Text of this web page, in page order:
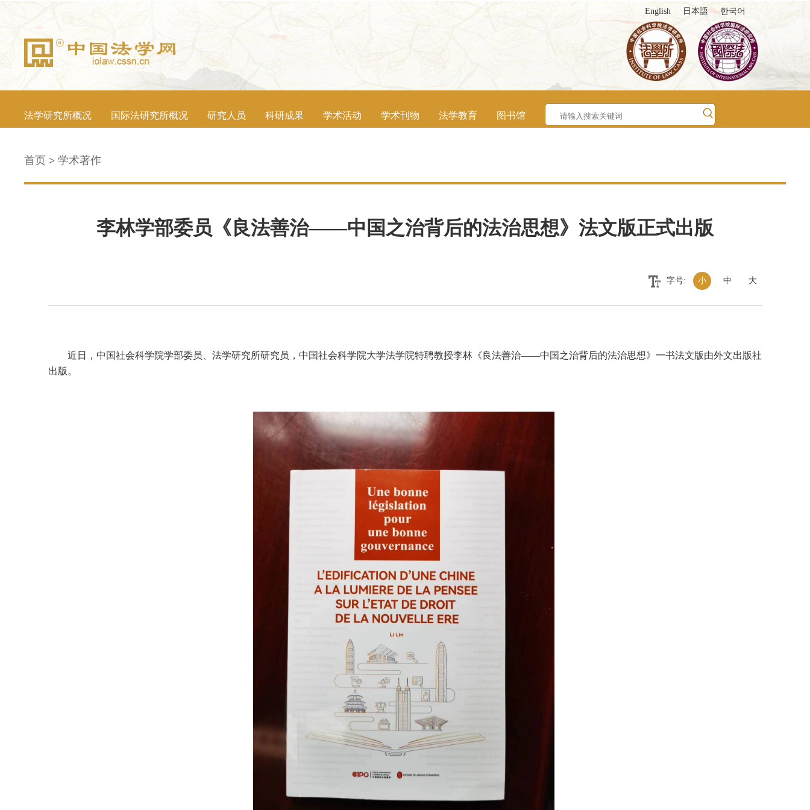
English 日本語 한국어
法学研究所概况 国际法研究所概况 研究人员 科研成果 学术活动 学术刊物 法学教育 图书馆
首页 > 学术著作
李林学部委员《良法善治——中国之治背后的法治思想》法文版正式出版
字号: 小 中 大
近日，中国社会科学院学部委员、法学研究所研究员，中国社会科学院大学法学院特聘教授李林《良法善治——中国之治背后的法治思想》一书法文版由外文出版社
出版。